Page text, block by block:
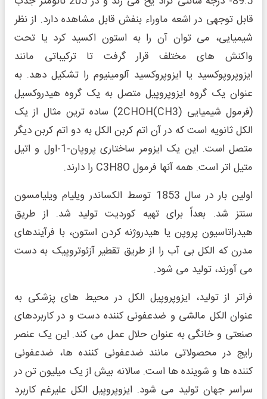
قابل توجهی در اشعه ماوراء بنفش قابل مشاهده دارد. از نظر
شیمیایی، می توان آن را به استون اکسید کرد یا تحت
واکنش های مختلف قرار گرفت تا ترکیباتی مانند
ایزوپروپوکسید یا ایزوپروکسید آلومینیوم را تشکیل دهد. به
عنوان یک گروه ایزوپروپیل متصل به یک گروه هیدروکسیل
(فرمول شیمیایی (CH3)2CHOH) ساده ترین مثال از یک
الکل ثانویه است که در آن اتم کربن الکل به دو اتم کربن دیگر
متصل است. این یک ایزومر ساختاری پروپان-1-اول و اتیل
متیل اتر است. همه آنها فرمول C3H8O را دارند.
اولین بار در سال 1853 توسط الکساندر ویلیام ویلیامسون
سنتز شد. بعداً برای تهیه کوردیت تولید شد. از طریق
هیدراتاسیون پروپن یا هیدروژنه کردن استون، با فرآیندهای
مدرن که الکل بی آب را از طریق تقطیر آزئوتروپیک به دست
می آورند، تولید می شود.
فراتر از تولید، ایزوپروپیل الکل در محیط های پزشکی به
عنوان الکل مالشی و ضدعفونی کننده دست و در کاربردهای
صنعتی و خانگی به عنوان حلال عمل می کند. این یک عنصر
رایج در محصولاتی مانند ضدعفونی کننده ها، ضدعفونی
کننده ها و شوینده ها است. سالانه بیش از یک میلیون تن در
سراسر جهان تولید می شود. ایزوپروپیل الکل علیرغم کاربرد